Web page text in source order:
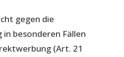
gegen die
besonderen Fällen
(Art. 21